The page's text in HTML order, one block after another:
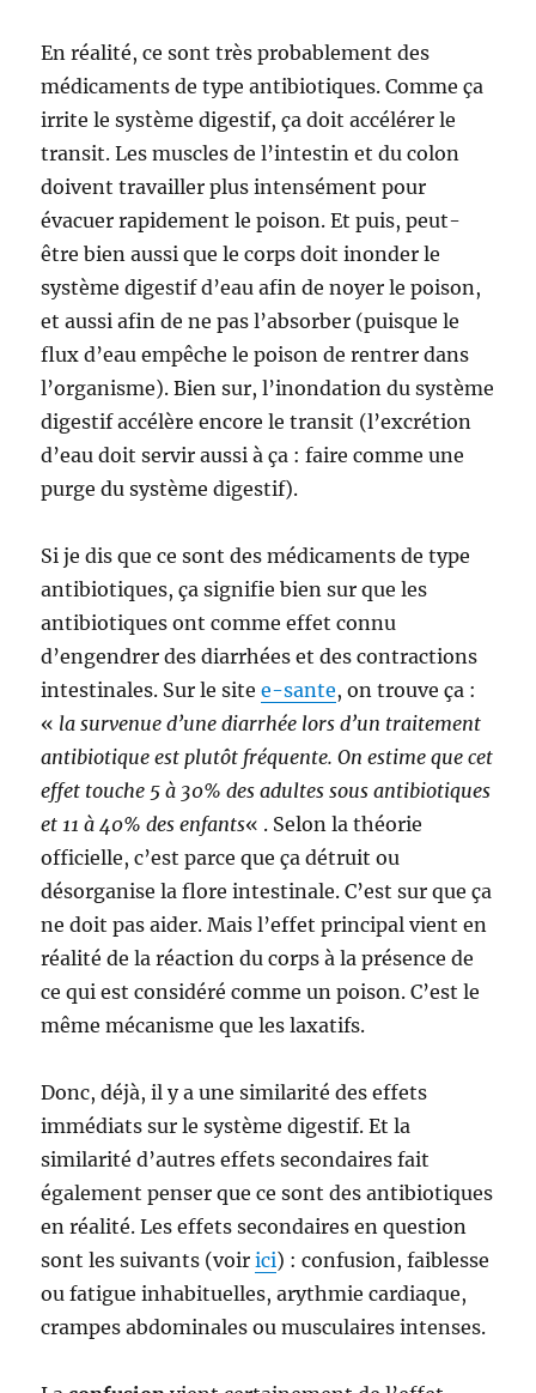
En réalité, ce sont très probablement des
médicaments de type antibiotiques. Comme ça
irrite le système digestif, ça doit accélérer le
transit. Les muscles de l’intestin et du colon
doivent travailler plus intensément pour
évacuer rapidement le poison. Et puis, peut-
être bien aussi que le corps doit inonder le
système digestif d’eau afin de noyer le poison,
et aussi afin de ne pas l’absorber (puisque le
flux d’eau empêche le poison de rentrer dans
l’organisme). Bien sur, l’inondation du système
digestif accélère encore le transit (l’excrétion
d’eau doit servir aussi à ça : faire comme une
purge du système digestif).
Si je dis que ce sont des médicaments de type
antibiotiques, ça signifie bien sur que les
antibiotiques ont comme effet connu
d’engendrer des diarrhées et des contractions
intestinales. Sur le sitee-sante, on trouve ça :
« la survenue d’une diarrhée lors d’un traitement
antibiotique est plutôt fréquente. On estime que cet
effet touche 5 à 30% des adultes sous antibiotiques
et 11 à 40% des enfants« . Selon la théorie
officielle, c’est parce que ça détruit ou
désorganise la flore intestinale. C’est sur que ça
ne doit pas aider. Mais l’effet principal vient en
réalité de la réaction du corps à la présence de
ce qui est considéré comme un poison. C’est le
même mécanisme que les laxatifs.
Donc, déjà, il y a une similarité des effets
immédiats sur le système digestif. Et la
similarité d’autres effets secondaires fait
également penser que ce sont des antibiotiques
en réalité. Les effets secondaires en question
sont les suivants (voirici) : confusion, faiblesse
ou fatigue inhabituelles, arythmie cardiaque,
crampes abdominales ou musculaires intenses.